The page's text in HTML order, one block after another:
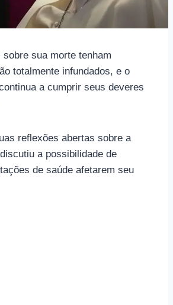
sua morte tenham
totalmente infundados, e o
a cumprir seus deveres
reflexões abertas sobre a
a possibilidade de
de saúde afetarem seu